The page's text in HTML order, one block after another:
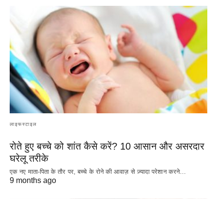
लाइफस्टाइल
रोते हुए बच्चे को शांत कैसे करें? 10 आसान और असरदार
घरेलू तरीके
एक नए माता-पिता के तौर पर, बच्चे के रोने की आवाज़ से ज़्यादा परेशान करने…
9 months ago